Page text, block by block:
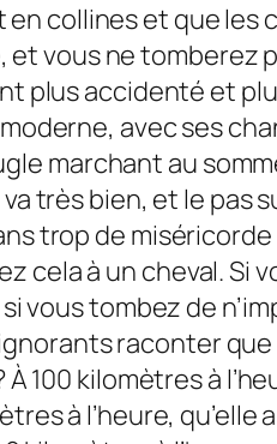
collines et que les
et vous ne tomberez
plus accidenté et
avec ses
marchant au
très bien, et le pas
trop de
cela à un cheval. Si
vous tombez de
raconter que
100 kilomètres à
à l’heure, qu’elle